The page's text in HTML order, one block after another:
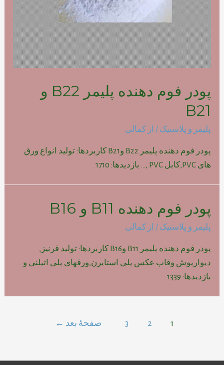
پودر فوم دهنده پلیمر B22 و
B21
پلیمر و پلاستیک / از کمالی
پودر فوم دهنده پلیمر B22 وB21 کاربردها: تولید انواع ورق
های PVC,کابل PVC ,… بازدیدها: 1710
پودر فوم دهنده B11 و B16
پلیمر و پلاستیک / از کمالی
پودر فوم دهنده پلیمر B11 وB16 کاربردها: تولید قرنیز,
دیوارپوش وقاب عکس پلی استایرن,ورقهای پلی اتیلنی و …
بازدیدها: 1339
1
2
3 صفحهٔ بعد ←